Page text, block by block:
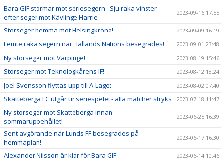
Bara GIF stormar mot seriesegern - Sju raka vinster
efter seger mot Kävlinge Harrie
2023-09-16 17:55
Storseger hemma mot Helsingkrona! 2023-09-09 16:19
Femte raka segern när Hallands Nations besegrades! 2023-09-01 23:48
Ny storseger mot Värpinge! 2023-08-19 15:46
Storseger mot Teknologkårens IF! 2023-08-12 18:24
Joel Svensson flyttas upp till A-Laget 2023-08-02 07:40
Skatteberga FC utgår ur seriespelet - alla matcher stryks 2023-07-18 11:47
Ny storseger mot Skatteberga innan
sommaruppehållet!
2023-06-25 16:39
Sent avgörande när Lunds FF besegrades på
hemmaplan!
2023-06-17 16:30
Alexander Nilsson är klar för Bara GIF 2023-06-14 10:46